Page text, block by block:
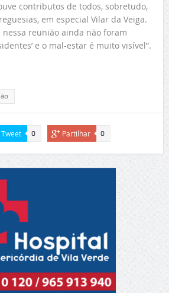
contributos de todos, sobretudo,
em especial Vilar da Veiga.
nessa reunião ainda não foram
e o mal-estar é muito visível”.
Tweet 0 Partilhar 0